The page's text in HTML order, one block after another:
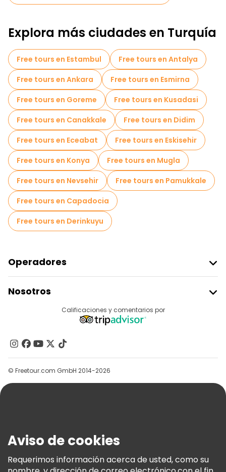
Marmaris es también una puerta de entrada al cercano río
una vez la reina. El animado paseo marítimo ofrece
numerosos restaurantes, cafés y boutiques, que le permitirán
disfrutar de la cocina local y adquirir recuerdos únicos.
Explora más ciudades en Turquía
Free tours en Estambul
Free tours en Antalya
Free tours en Ankara
Free tours en Esmirna
Free tours en Goreme
Free tours en Kusadasi
Free tours en Canakkale
Free tours en Didim
Free tours en Eceabat
Free tours en Eskisehir
Free tours en Konya
Free tours en Mugla
Free tours en Nevsehir
Free tours en Pamukkale
Free tours en Capadocia
Free tours en Derinkuyu
Operadores
Acceder Como Proveedor
Programa De Afiliados
Nosotros
Contacto
Grupos
Ayuda
Términos E Información Legal
Política De Cookies
Calificaciones y comentarios por
© Freetour.com GmbH 2014-2026
Aviso de cookies
Requerimos información acerca de usted, como su